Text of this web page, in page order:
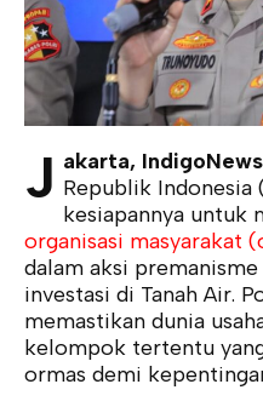
J akarta, IndigoNews|
Republik Indonesia
kesiapannya untuk
organisasi masyarakat
dalam aksi
investasi di Tanah Air.
memastikan dunia
kelompok tertentu
ormas demi